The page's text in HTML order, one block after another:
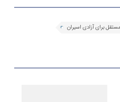
برای آزادی اسیران